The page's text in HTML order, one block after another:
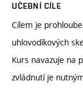
UČEBNÍ CÍLE
Cílem je
uhlovodíkových
Kurs navazuje na
zvládnutí je